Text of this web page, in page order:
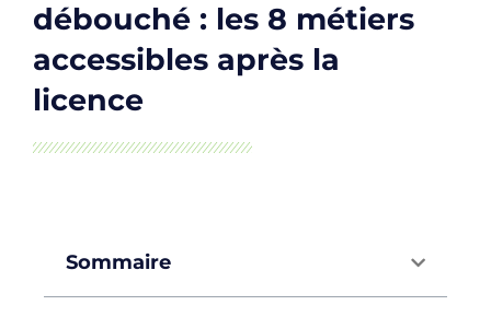
débouché : les 8 métiers
accessibles après la
licence
Sommaire